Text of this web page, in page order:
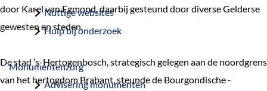
Nuttige websites
Hulp bij onderzoek
Monumentenzorg
Advisering monumenten
door Karel van Egmond, daarbij gesteund door diverse Gelderse
gewesten en steden.
De stad ’s-Hertogenbosch, strategisch gelegen aan de noordgrens
van het hertogdom Brabant, steunde de Bourgondische -